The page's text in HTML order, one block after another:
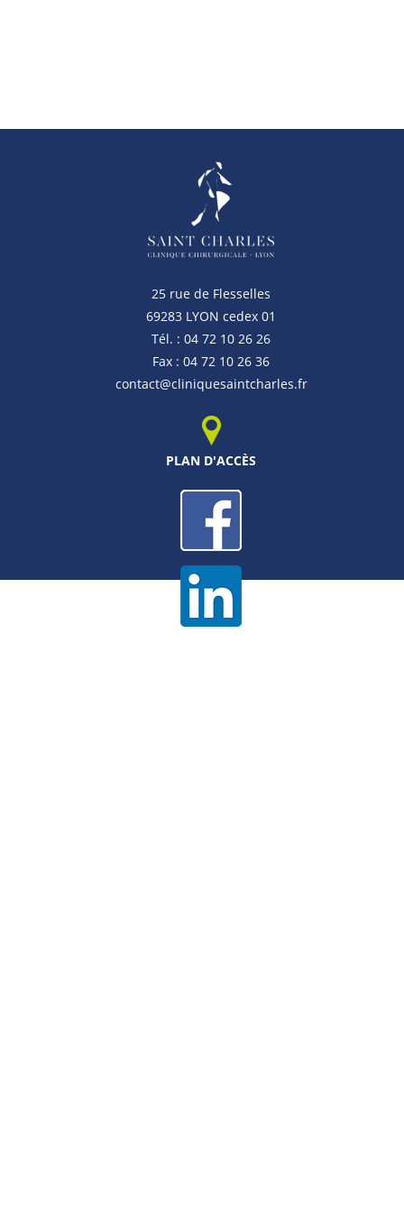
25 rue de Flesselles
69283 LYON cedex 01
Tél. : 04 72 10 26 26
Fax : 04 72 10 26 36
contact@cliniquesaintcharles.fr
PLAN D'ACCÈS